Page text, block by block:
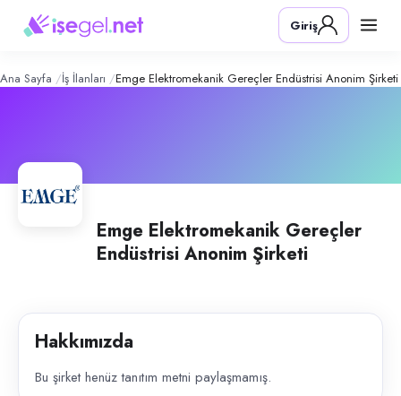
Elektromekanik Gereçler
Giriş
Ana Sayfa İş İlanları Emge Elektromekanik Gereçler Endüstrisi Anonim Şirketi
Emge Elektromekanik Gereçler
Endüstrisi Anonim Şirketi
Hakkımızda
Bu şirket henüz tanıtım metni paylaşmamış.